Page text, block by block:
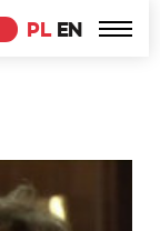
PL EN